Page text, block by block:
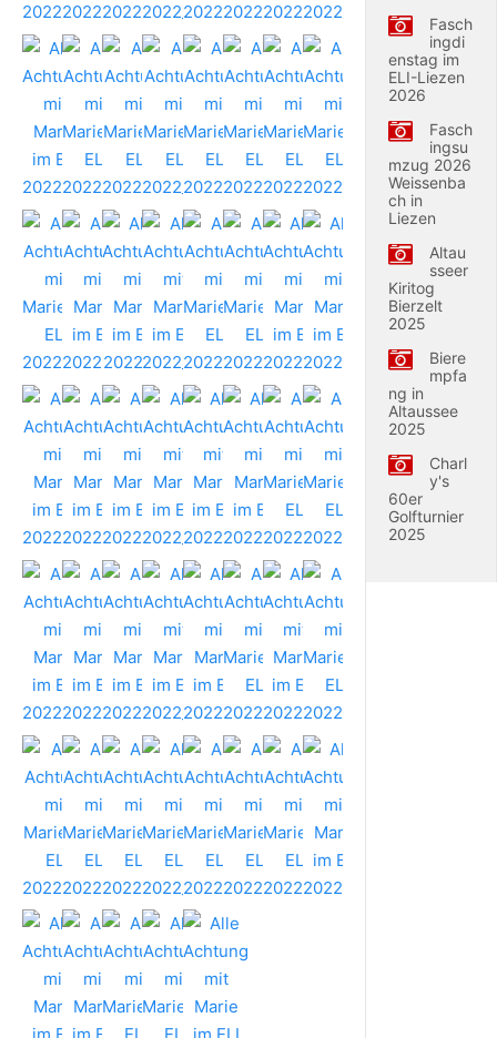
Fasch
ingdi
enstag im
ELI-Liezen
2026
Fasch
ingsu
mzug 2026
Weissenba
ch in
Liezen
Altau
sseer
Kiritog
Bierzelt
2025
Biere
mpfa
ng in
Altaussee
2025
Charl
y's
60er
Golfturnier
2025